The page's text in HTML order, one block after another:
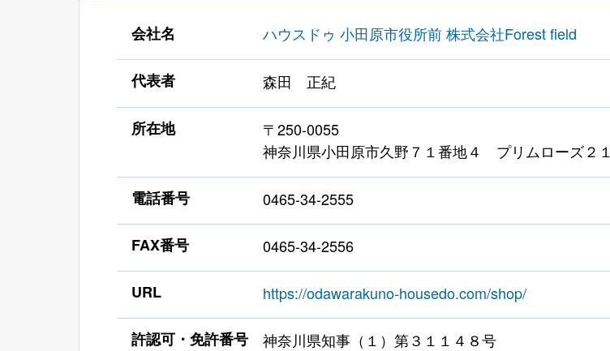
会社名 ハウスドゥ 小田原市役所前 株式会社Forest field
代表者 森田 正紀
所在地
〒250-0055
神奈川県小田原市久野７１番地４ プリムローズ２１
電話番号 0465-34-2555
FAX番号 0465-34-2556
URL https://odawarakuno-housedo.com/shop/
許認可・免許番号 神奈川県知事（１）第３１１４８号